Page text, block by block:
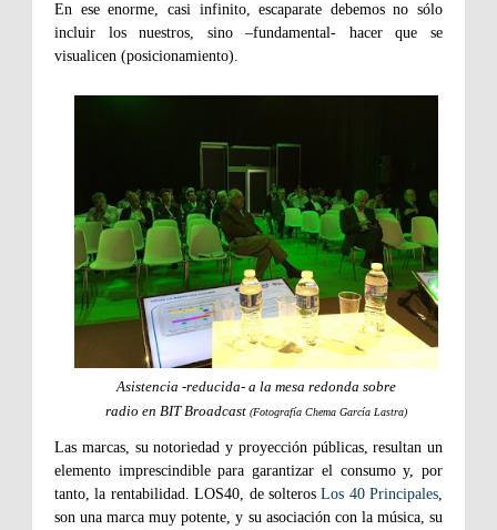
En ese enorme, casi infinito, escaparate debemos no sólo
incluir los nuestros, sino –fundamental- hacer que se
visualicen (posicionamiento).
Asistencia -reducida- a la mesa redonda sobre
radio en BIT Broadcast (Fotografía Chema García Lastra)
Las marcas, su notoriedad y proyección públicas, resultan un
elemento imprescindible para garantizar el consumo y, por
tanto, la rentabilidad. LOS40, de solterosLos 40 Principales,
son una marca muy potente, y su asociación con la música, su